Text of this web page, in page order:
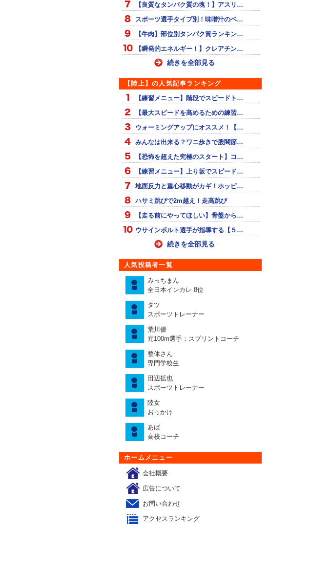
【良質なタンパク質の塊！】アスリ…
スポーツ選手タイプ別！味噌汁のベ…
【牛肉】部位別タンパク質ランキン…
【瞬発的エネルギー！】クレアチン…
続きを全部見る
【陸上】の人気記事ランキング
【練習メニュー】階段でスピードト…
【最大スピードを高めるための練習…
ウォーミングアップにオススメ！【…
みんなは出来る？ワニ歩きで股関節…
【恐怖を超えた究極のスタート】コ…
【練習メニュー】上り坂でスピード…
地面反力と重心移動がカギ！ホッピ…
ハサミ跳びで2m越え！走高跳び
【走る前にやってほしい】骨盤から…
ウサインボルト選手が指導する【５…
続きを全部見る
人気投稿者一覧
みっちまん
全日本インカレ 8位
タツ
スポーツトレーナー
荒川優
元100m選手：スプリントコーチ
整体さん
専門学校生
田辺拡也
スポーツトレーナー
陸女
おっかけ
あば
高校コーチ
ホームメニュー
会社概要
広告について
お問い合わせ
アクセスランキング